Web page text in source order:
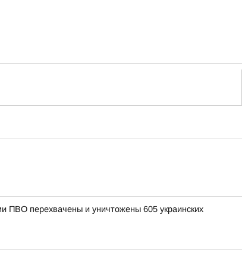
ПВО перехвачены и уничтожены 605 украинских